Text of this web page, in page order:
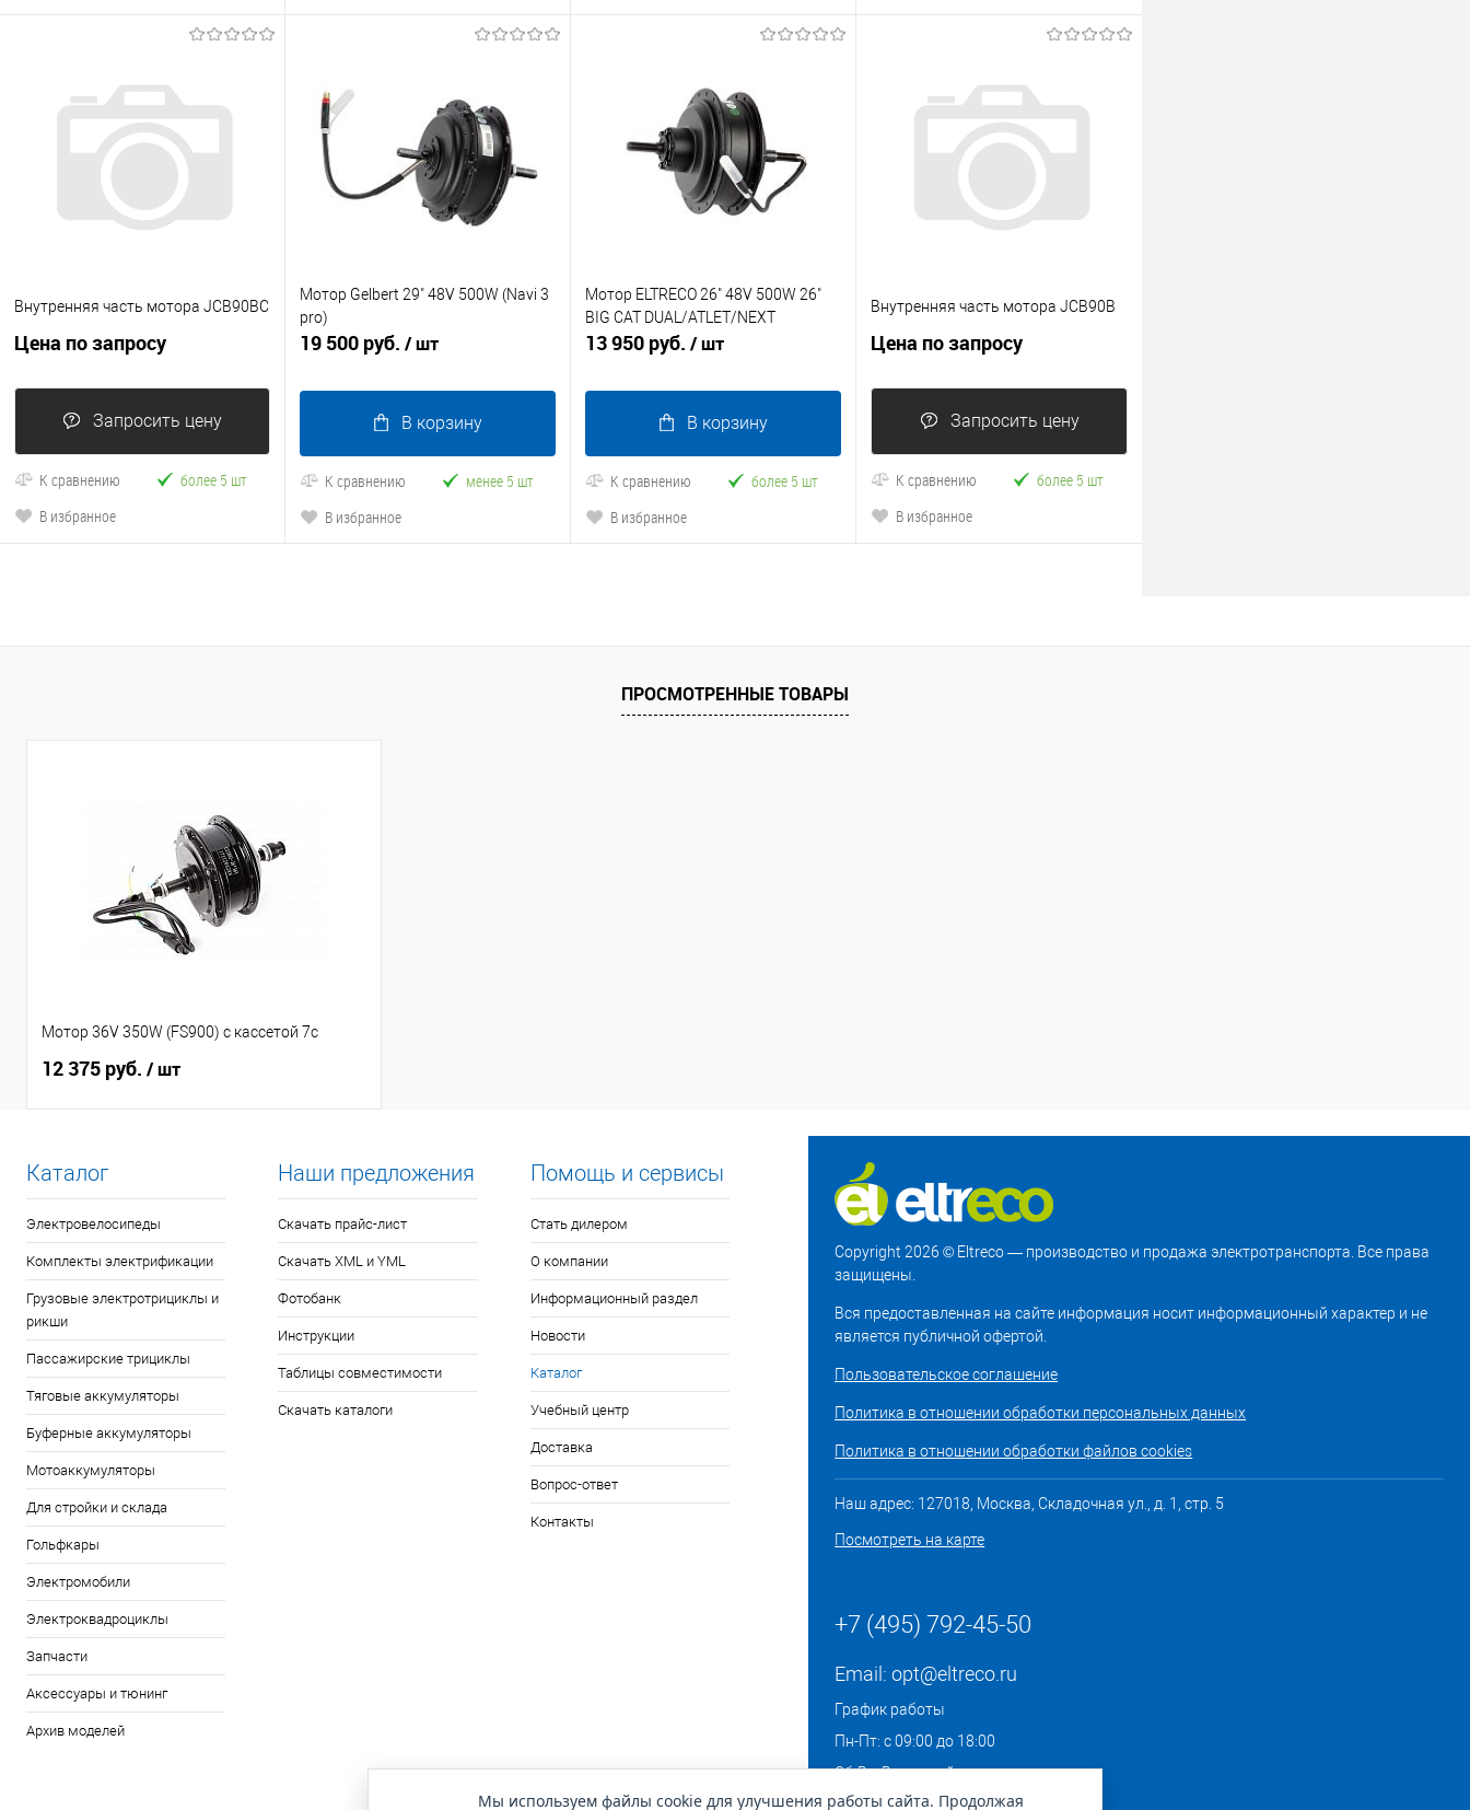
Внутренняя часть мотора JCB90BC
Цена по запросу
Запросить цену
К сравнению
более 5 шт
В избранное
Мотор Gelbert 29" 48V 500W (Navi 3
pro)
19 500 руб. / шт
В корзину
К сравнению
менее 5 шт
В избранное
Мотор ELTRECO 26" 48V 500W 26"
BIG CAT DUAL/ATLET/NEXT
13 950 руб. / шт
В корзину
К сравнению
более 5 шт
В избранное
Внутренняя часть мотора JCB90B
Цена по запросу
Запросить цену
К сравнению
более 5 шт
В избранное
ПРОСМОТРЕННЫЕ ТОВАРЫ
Мотор 36V 350W (FS900) с кассетой 7с
12 375 руб. / шт
Каталог
Электровелосипеды
Комплекты электрификации
Грузовые электротрициклы и
рикши
Пассажирские трициклы
Тяговые аккумуляторы
Буферные аккумуляторы
Мотоаккумуляторы
Для стройки и склада
Гольфкары
Электромобили
Электроквадроциклы
Запчасти
Аксессуары и тюнинг
Архив моделей
Наши предложения
Скачать прайс-лист
Скачать XML и YML
Фотобанк
Инструкции
Таблицы совместимости
Скачать каталоги
Помощь и сервисы
Стать дилером
О компании
Информационный раздел
Новости
Каталог
Учебный центр
Доставка
Вопрос-ответ
Контакты
Copyright 2026 © Eltreco — производство и продажа электротранспорта. Все права
защищены.
Вся предоставленная на сайте информация носит информационный характер и не
является публичной офертой.
Пользовательское соглашение
Политика в отношении обработки персональных данных
Политика в отношении обработки файлов cookies
Наш адрес: 127018, Москва, Складочная ул., д. 1, стр. 5
Посмотреть на карте
+7 (495) 792-45-50
Email:opt@eltreco.ru
График работы
Пн-Пт: с 09:00 до 18:00
Сб-Вс: Выходной
Мы используем файлы cookie для улучшения работы сайта. Продолжая